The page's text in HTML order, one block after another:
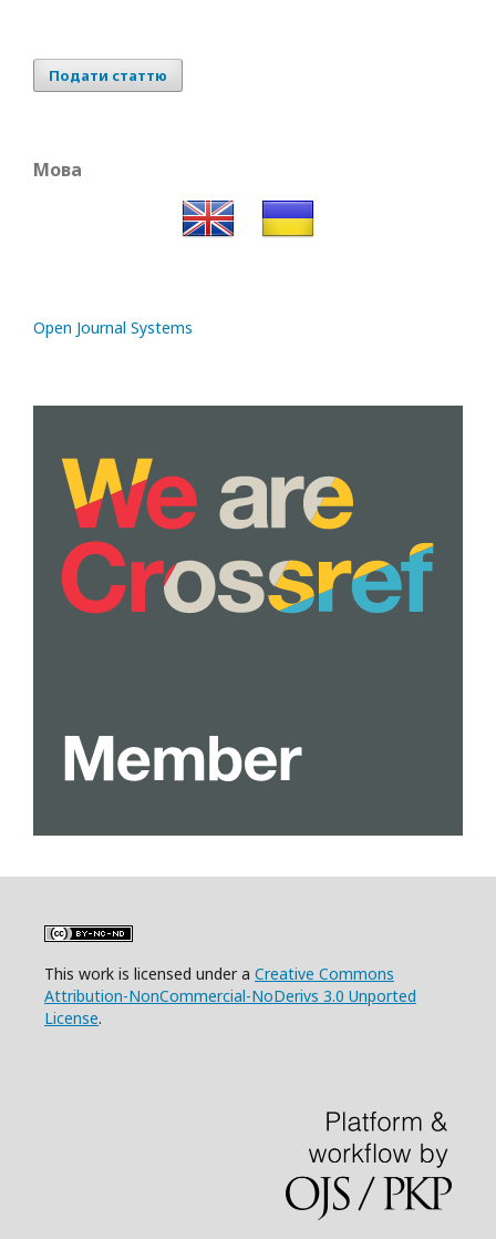
Подати статтю
Мова
Open Journal Systems
This work is licensed under a Creative Commons
Attribution-NonCommercial-NoDerivs 3.0 Unported
License.